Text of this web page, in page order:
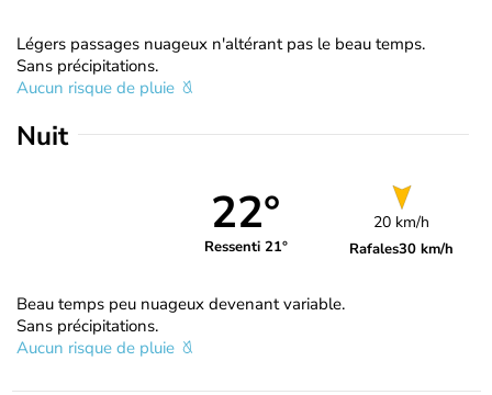
Légers passages nuageux n'altérant pas le beau temps.
Sans précipitations.
Aucun risque de pluie
Nuit
22°
Ressenti 21°
20 km/h
Rafales30 km/h
Beau temps peu nuageux devenant variable.
Sans précipitations.
Aucun risque de pluie